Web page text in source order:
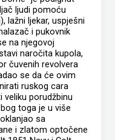
ljudi pomoću
lažni ljekar, uspješni
i pukovnik
na njegovoj
naročita kupola,
čuvenih revolvera
se da će ovim
ruskog cara
veliku porudžbinu
toga je u više
sa
i zlatom optočene